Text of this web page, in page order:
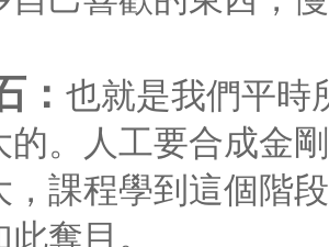
： 也就是我們平時
的。人工要合成金
，課程學到這個階
奪目。